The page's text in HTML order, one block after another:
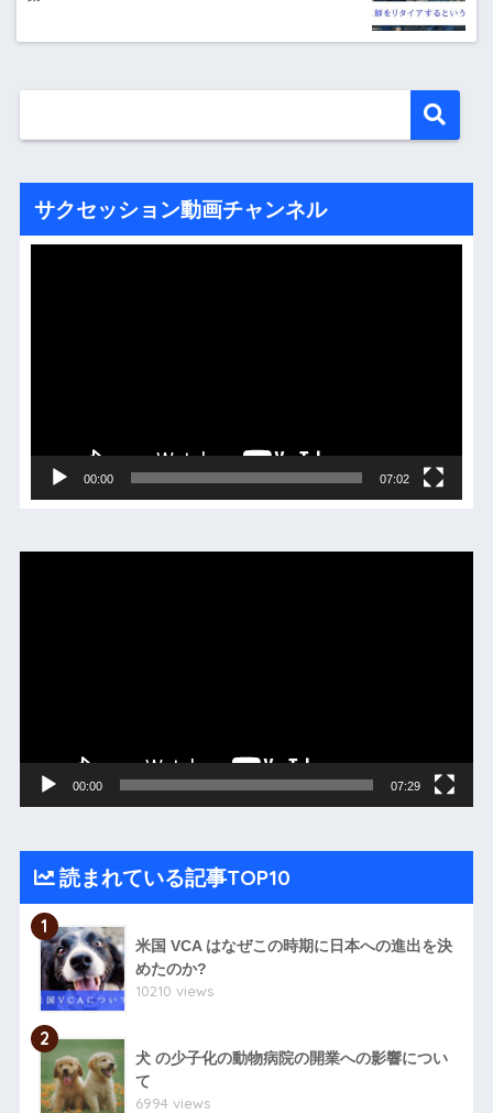
サクセッション動画チャンネル
00:00 07:02
00:00 07:29
読まれている記事TOP10
1
米国 VCA はなぜこの時期に日本への進出を決
めたのか?
10210 views
2
犬 の少子化の動物病院の開業への影響につい
て
6994 views